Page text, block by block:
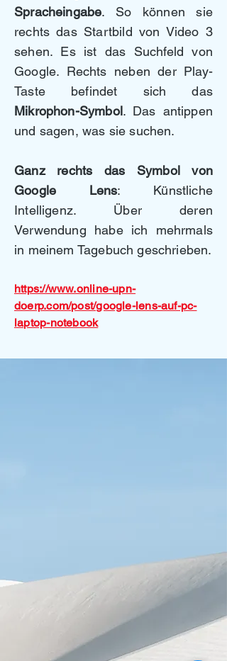
Spracheingabe. So können sie
rechts das Startbild von Video 3
sehen. Es ist das Suchfeld von
Google. Rechts neben der Play-
Taste befindet sich das
Mikrophon-Symbol. Das antippen
und sagen, was sie suchen.
Ganz rechts das Symbol von
Google Lens: Künstliche
Intelligenz. Über deren
Verwendung habe ich mehrmals
in meinem Tagebuch geschrieben.
https://www.online-upn-
doerp.com/post/google-lens-auf-pc-
laptop-notebook